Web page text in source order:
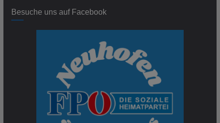
Besuche uns auf Facebook